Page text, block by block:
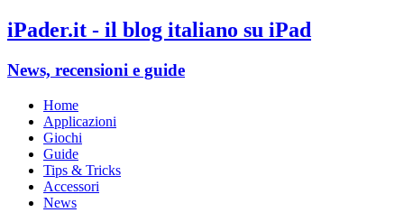
iPader.it - il blog italiano su iPad
News, recensioni e guide
Home
Applicazioni
Giochi
Guide
Tips & Tricks
Accessori
News